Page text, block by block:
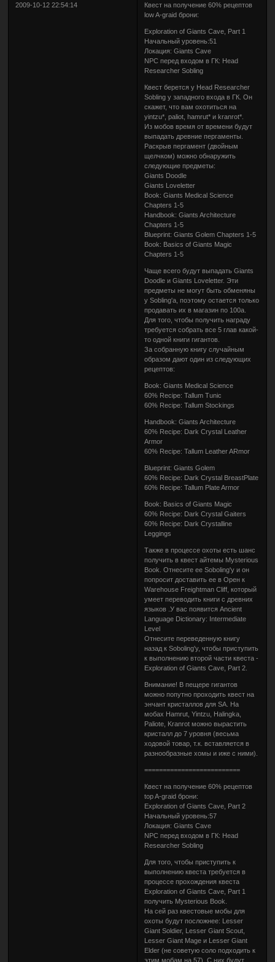
2009-10-12 22:54:14
Квест на получение 60% рецептов
low A-graid брони:
Exploration of Giants Cave, Part 1
Начальный уровень:51
Локация: Giants Cave
NPC перед входом в ГК: Head
Researcher Sobling
Квест берется у Head Researcher
Sobling у западного входа в ГК. Он
скажет, что вам охотиться на
yintzu*, paliot, hamrut* и kranrot*.
Из мобов время от времени будут
выпадать древние пергаменты.
Раскрыв пергамент (двойным
щелчком) можно обнаружить
следующие предметы:
Giants Doodle
Giants Loveletter
Book: Giants Medical Science
Chapters 1-5
Handbook: Giants Architecture
Chapters 1-5
Blueprint: Giants Golem Chapters 1-5
Book: Basics of Giants Magic
Chapters 1-5
Чаще всего будут выпадать Giants
Doodle и Giants Loveletter. Эти
предметы не могут быть обменяны
у Sobling'а, поэтому остается только
продавать их в магазин по 100a.
Для того, чтобы получить награду
требуется собрать все 5 глав какой-
то одной книги гигантов.
За собранную книгу случайным
образом дают один из следующих
рецептов:
Book: Giants Medical Science
60% Recipe: Tallum Tunic
60% Recipe: Tallum Stockings
Handbook: Giants Architecture
60% Recipe: Dark Crystal Leather
Armor
60% Recipe: Tallum Leather ARmor
Blueprint: Giants Golem
60% Recipe: Dark Crystal BreastPlate
60% Recipe: Tallum Plate Armor
Book: Basics of Giants Magic
60% Recipe: Dark Crystal Gaiters
60% Recipe: Dark Crystalline
Leggings
Также в процессе охоты есть шанс
получить в квест айтемы Mysterious
Book. Отнесите ее Soboling'у и он
попросит доставить ее в Орен к
Warehouse Freightman Cliff, который
умеет переводить книги с древних
языков .У вас появится Ancient
Language Dictionary: Intermediate
Level
Отнесите переведенную книгу
назад к Soboling'у, чтобы приступить
к выполнению второй части квеста -
Exploration of Giants Cave, Part 2.
Внимание! В пещере гигантов
можно попутно проходить квест на
энчант кристаллов для SA. На
мобах Hamrut, Yintzu, Halingka,
Paliote, Kranrot можно вырастить
кристалл до 7 уровня (весьма
ходовой товар, т.к. вставляется в
разнообразные хомы и иже с ними).
==========================
Квест на получение 60% рецептов
top A-graid брони:
Exploration of Giants Cave, Part 2
Начальный уровень:57
Локация: Giants Cave
NPC перед входом в ГК: Head
Researcher Sobling
Для того, чтобы приступить к
выполнению квеста требуется в
процессе прохождения квеста
Exploration of Giants Cave, Part 1
получить Mysterious Book.
На сей раз квестовые мобы для
охоты будут посложнее: Lesser
Giant Soldier, Lesser Giant Scout,
Lesser Giant Mage и Lesser Giant
Elder (не советую соло подходить к
этим мобам на 57). С них будут